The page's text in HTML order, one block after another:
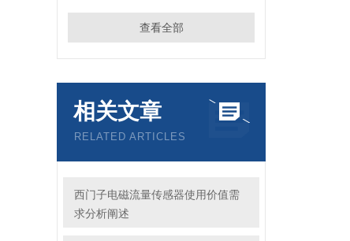
查看全部
相关文章
RELATED ARTICLES
西门子电磁流量传感器使用价值需
求分析阐述